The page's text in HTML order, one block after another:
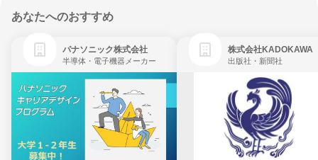
あなたへのおすすめ
パナソニック株式会社
半導体・電子機器メーカー
株式会社KADOKAWA
出版社・新聞社